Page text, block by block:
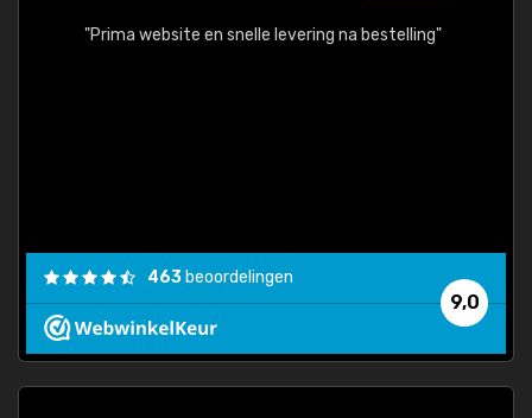
"Prima website en snelle levering na bestelling"
9,0
463 beoordelingen